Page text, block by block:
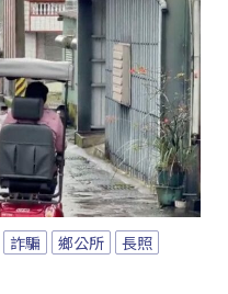
詐騙 鄉公所
長照